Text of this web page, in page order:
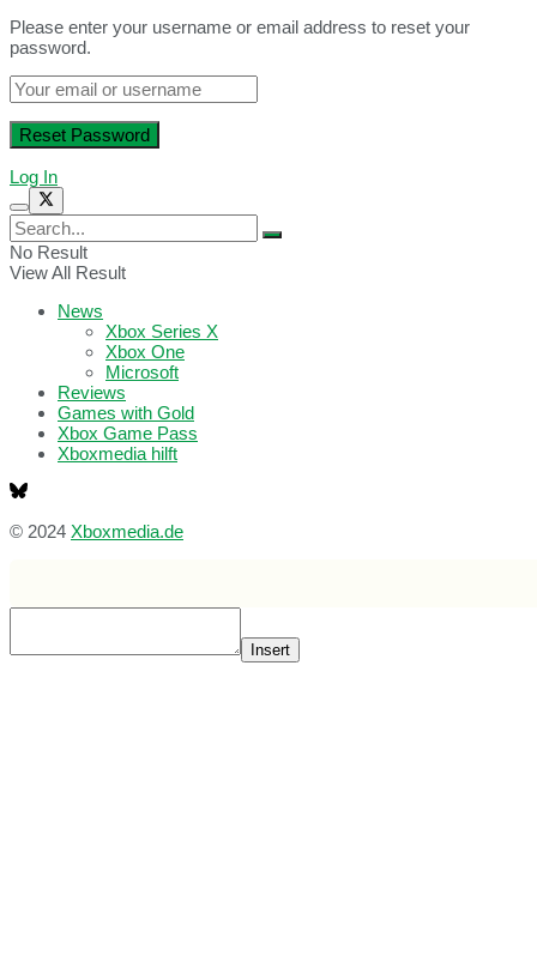
Please enter your username or email address to reset your
password.
Log In
No Result
View All Result
News
Xbox Series X
Xbox One
Microsoft
Reviews
Games with Gold
Xbox Game Pass
Xboxmedia hilft
© 2024 Xboxmedia.de
Insert